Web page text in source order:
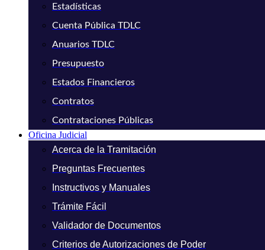
Estadísticas
Cuenta Pública TDLC
Anuarios TDLC
Presupuesto
Estados Financieros
Contratos
Contrataciones Públicas
Oficina Judicial
Acerca de la Tramitación
Preguntas Frecuentes
Instructivos y Manuales
Trámite Fácil
Validador de Documentos
Criterios de Autorizaciones de Poder